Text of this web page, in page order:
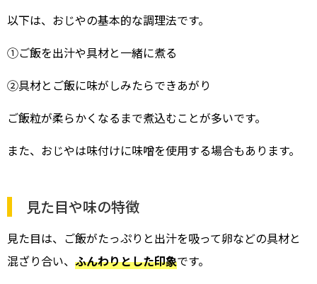
以下は、おじやの基本的な調理法です。
①ご飯を出汁や具材と一緒に煮る
②具材とご飯に味がしみたらできあがり
ご飯粒が柔らかくなるまで煮込むことが多いです。
また、おじやは味付けに味噌を使用する場合もあります。
見た目や味の特徴
見た目は、ご飯がたっぷりと出汁を吸って卵などの具材と
混ざり合い、 ふんわりとした印象です。